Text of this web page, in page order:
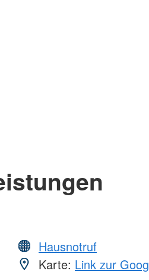
Hausnotruf
Karte: Link zur